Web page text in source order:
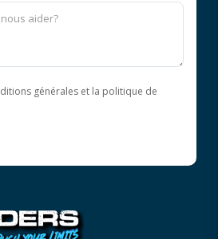
générales et la politique de